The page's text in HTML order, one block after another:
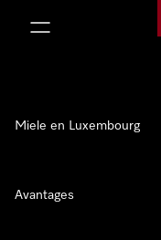
Miele en Luxembourg
Avantages